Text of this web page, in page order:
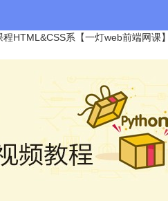
HTML&CSS系【一灯web前端网课